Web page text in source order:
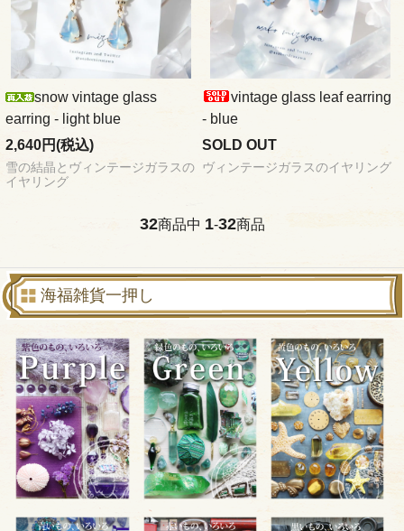
snow vintage glass
earring - light blue
2,640円(税込)
雪の結晶とヴィンテージガラスの
イヤリング
vintage glass leaf earring
- blue
SOLD OUT
ヴィンテージガラスのイヤリング
32商品中 1-32商品
海福雑貨一押し